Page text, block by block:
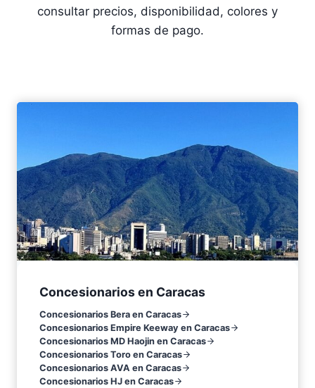
consultar precios, disponibilidad, colores y
formas de pago.
Concesionarios en Caracas
Concesionarios Bera en Caracas
Concesionarios Empire Keeway en Caracas
Concesionarios MD Haojin en Caracas
Concesionarios Toro en Caracas
Concesionarios AVA en Caracas
Concesionarios HJ en Caracas